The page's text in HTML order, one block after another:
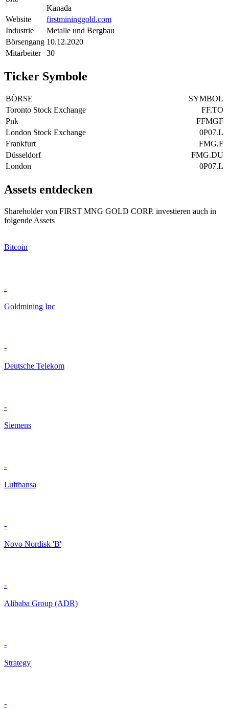
Kanada
Website
firstmininggold.com
Industrie
Metalle und Bergbau
Börsengang 10.12.2020
Mitarbeiter
30
Ticker Symbole
BÖRSE
SYMBOL
Toronto Stock Exchange
FF.TO
Pnk
FFMGF
London Stock Exchange
0P07.L
Frankfurt
FMG.F
Düsseldorf
FMG.DU
London
0P07.L
Assets entdecken
Shareholder von FIRST MNG GOLD CORP. investieren auch in
folgende Assets
Bitcoin
-
Goldmining Inc
-
Deutsche Telekom
-
Siemens
-
Lufthansa
-
Novo Nordisk 'B'
-
Alibaba Group (ADR)
-
Strategy
-